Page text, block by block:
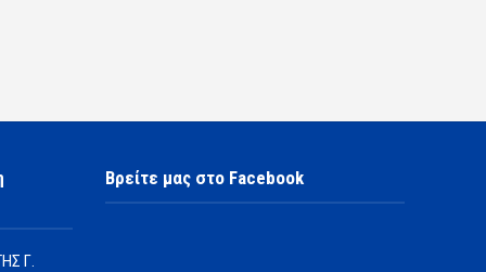
Γ.
Βρείτε μας στο Facebook